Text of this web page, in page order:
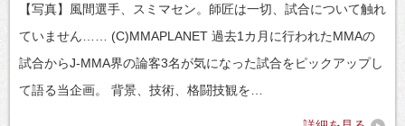
【写真】風間選手、スミマセン。師匠は一切、試合について触れ
ていません…… (C)MMAPLANET 過去1カ月に行われたMMAの
試合からJ-MMA界の論客3名が気になった試合をピックアップし
て語る当企画。 背景、技術、格闘技観を…